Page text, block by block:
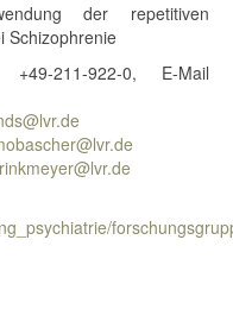
der repetitiven
Schizophrenie
211-922-0, E-Mail